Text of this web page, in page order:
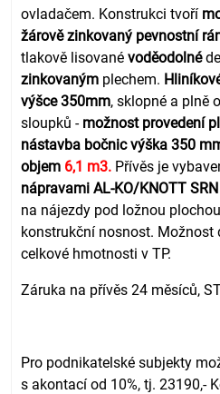
ovladačem. Konstrukci tvoří
žárově zinkovaný pevnostní
tlakově lisovanévoděodolné
zinkovaným plechem.
výšce 350mm, sklopné a plně
sloupků -možnost provedení
nástavba bočnic výška 350
objem 6,1 m3. Přívěs je
nápravami AL-KO/KNOTT SRN
na nájezdy pod ložnou
konstrukční nosnost. Možnost
celkové hmotnosti v TP.
Záruka na přívěs 24 měsíců,
Pro podnikatelské subjekty
s akontací od 10%, tj. 23190,-